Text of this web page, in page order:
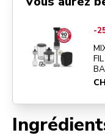
MIXEUR -